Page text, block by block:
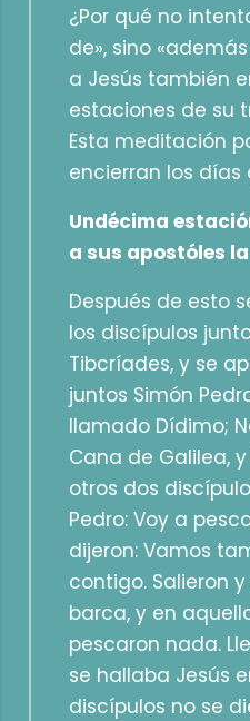
¿Por qué no
de», sino
a Jesús también
estaciones de su
Esta meditación
encierran los días
Undécima
a sus apostóles
Después de esto
los discípulos
Tibcríades, y se
juntos Simón
llamado Dídimo;
Cana de Galilea,
otros dos
Pedro: Voy a
dijeron: Vamos
contigo. Salieron
barca, y en
pescaron nada.
se hallaba Jesús
discípulos no se